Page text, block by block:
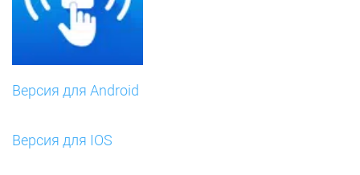
Версия для Android
Версия для IOS